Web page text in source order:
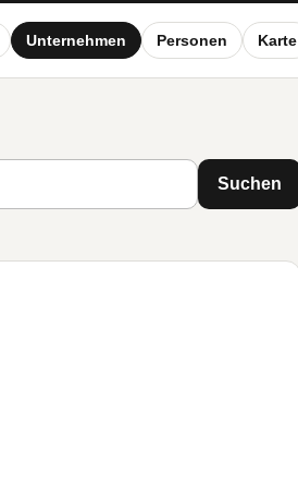
Unternehmen Personen Karte
Suchen